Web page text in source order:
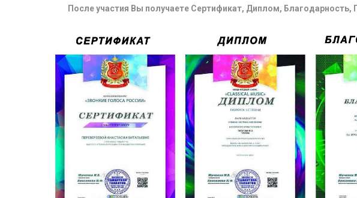
После участия Вы получаете Сертификат, Диплом, Благодарность,